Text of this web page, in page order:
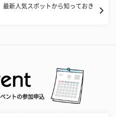
最新人気スポットから知っておき
ントの参加申込